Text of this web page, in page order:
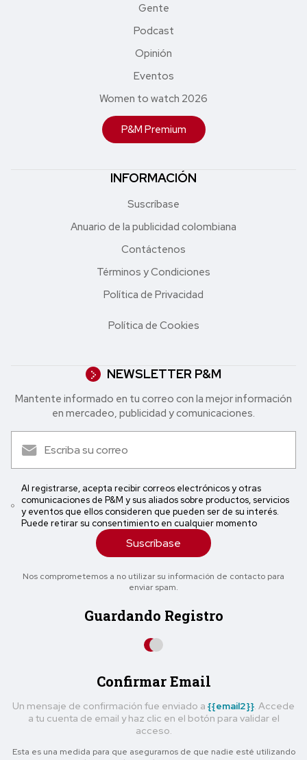
Gente
Podcast
Opinión
Eventos
Women to watch 2026
P&M Premium
INFORMACIÓN
Suscríbase
Anuario de la publicidad colombiana
Contáctenos
Términos y Condiciones
Política de Privacidad
Política de Cookies
NEWSLETTER P&M
Mantente informado en tu correo con la mejor in formación
en mercadeo, publicidad y comunicaciones.
Al registrarse, acepta recibir correos electrónicos y otras
comunicaciones de P&M y sus aliados sobre productos, servicios
y eventos que ellos consideren que pueden ser de su interés.
Puede retirar su consentimiento en cualquier momento
Suscríbase
Nos comprometemos a no utilizar su información de contacto para
enviar spam.
Guardando Registro
Confirmar Email
Un mensaje de confirmación fue enviado a {{email2}}. Accede
a tu cuenta de email y haz clic en el botón para validar el
acceso.
Esta es una medida para que asegurarnos de que nadie esté utilizando